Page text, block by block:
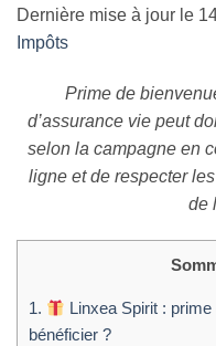
Dernière mise à jour le
Impôts
Prime de
d’assurance vie peut
selon la campagne en
ligne et de respecter
de
1.
Linxea Spirit :
bénéficier ?